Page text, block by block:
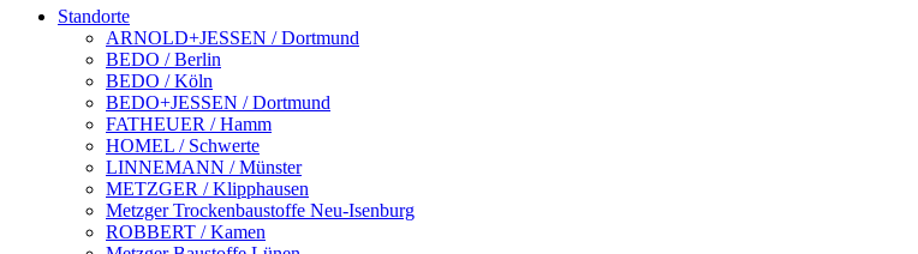
Standorte
ARNOLD+JESSEN / Dortmund
BEDO / Berlin
BEDO / Köln
BEDO+JESSEN / Dortmund
FATHEUER / Hamm
HOMEL / Schwerte
LINNEMANN / Münster
METZGER / Klipphausen
Metzger Trockenbaustoffe Neu-Isenburg
ROBBERT / Kamen